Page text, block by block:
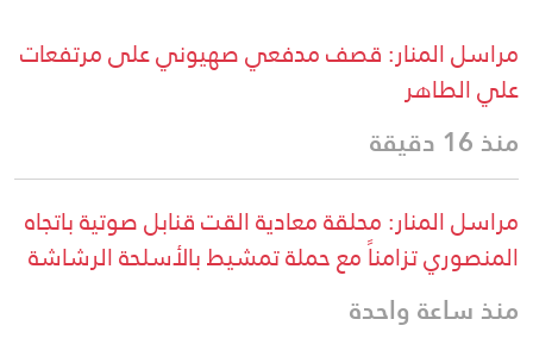
مراسل المنار: قصف مدفعي صهيوني على مرتفعات
علي الطاهر
منذ 16 دقيقة
مراسل المنار: محلقة معادية القت قنابل صوتية باتجاه
المنصوري تزامناً مع حملة تمشيط بالأسلحة الرشاشة
منذ ساعة واحدة